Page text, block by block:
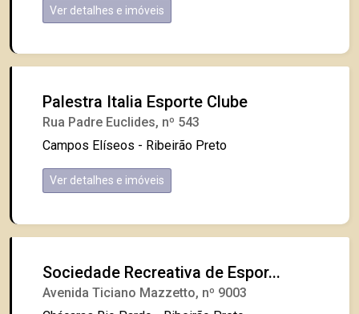
Ver detalhes e imóveis
Palestra Italia Esporte Clube
Rua Padre Euclides, nº 543
Campos Elíseos - Ribeirão Preto
Ver detalhes e imóveis
Sociedade Recreativa de Espor...
Avenida Ticiano Mazzetto, nº 9003